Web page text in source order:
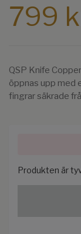
799
QSP Knife
öppnas upp med
fingrar säkrade
Produkten är